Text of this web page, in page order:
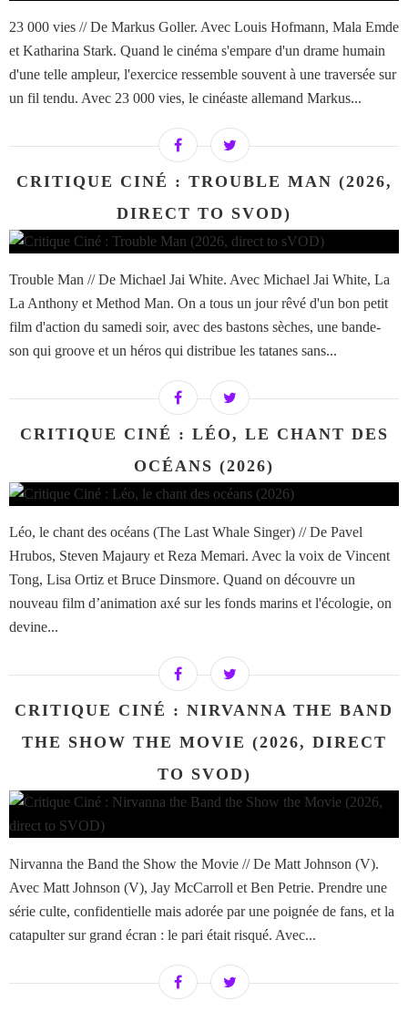
23 000 vies // De Markus Goller. Avec Louis Hofmann, Mala Emde
et Katharina Stark. Quand le cinéma s'empare d'un drame humain
d'une telle ampleur, l'exercice ressemble souvent à une traversée sur
un fil tendu. Avec 23 000 vies, le cinéaste allemand Markus...
CRITIQUE CINÉ : TROUBLE MAN (2026,
DIRECT TO SVOD)
Trouble Man // De Michael Jai White. Avec Michael Jai White, La
La Anthony et Method Man. On a tous un jour rêvé d'un bon petit
film d'action du samedi soir, avec des bastons sèches, une bande-
son qui groove et un héros qui distribue les tatanes sans...
CRITIQUE CINÉ : LÉO, LE CHANT DES
OCÉANS (2026)
Léo, le chant des océans (The Last Whale Singer) // De Pavel
Hrubos, Steven Majaury et Reza Memari. Avec la voix de Vincent
Tong, Lisa Ortiz et Bruce Dinsmore. Quand on découvre un
nouveau film d’animation axé sur les fonds marins et l'écologie, on
devine...
CRITIQUE CINÉ : NIRVANNA THE BAND
THE SHOW THE MOVIE (2026, DIRECT
TO SVOD)
Nirvanna the Band the Show the Movie // De Matt Johnson (V).
Avec Matt Johnson (V), Jay McCarroll et Ben Petrie. Prendre une
série culte, confidentielle mais adorée par une poignée de fans, et la
catapulter sur grand écran : le pari était risqué. Avec...